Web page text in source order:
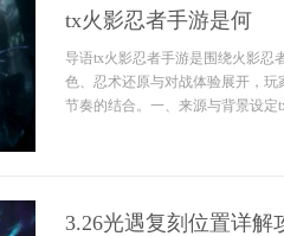
tx火影忍者手游是何
导语tx火影忍者手游是围绕火影忍
色、忍术还原与对战体验展开，
节奏的结合。一、来源与背景设定
3.26光遇复刻位置详解